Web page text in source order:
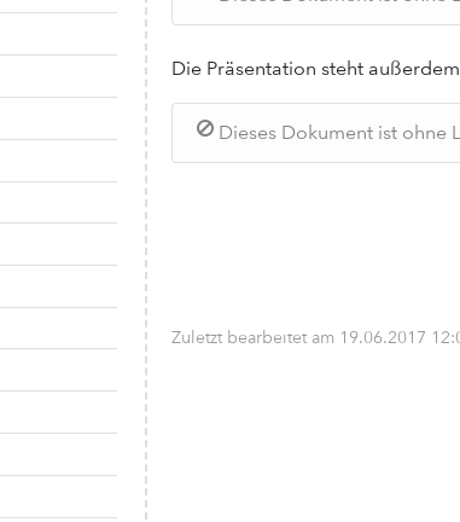
Die Präsentation steht
Dieses Dokument ist ohne
Zuletzt bearbeitet am 19.06.2017